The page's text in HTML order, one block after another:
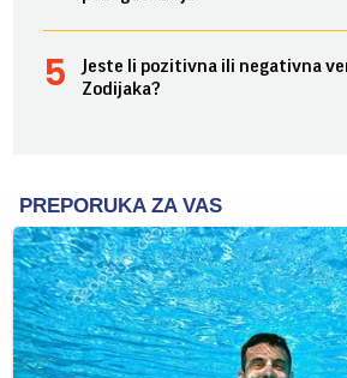
Jeste li pozitivna ili negativna
Zodijaka?